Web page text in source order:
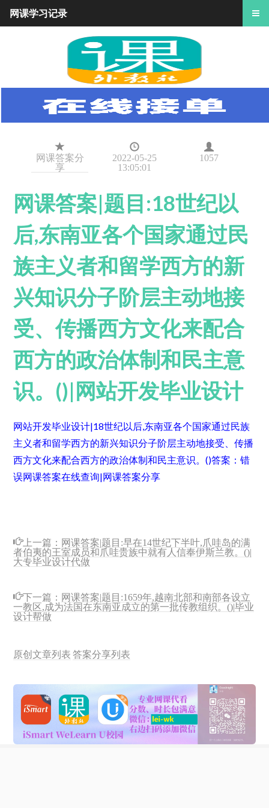
网课答案分
享
2022-05-25
13:05:01
1057
网课答案|题目:18世纪以
后,东南亚各个国家通过民
族主义者和留学西方的新
兴知识分子阶层主动地接
受、传播西方文化来配合
西方的政治体制和民主意
识。()|网站开发毕业设计
网站开发毕业设计|18世纪以后,东南亚各个国家通过民族
主义者和留学西方的新兴知识分子阶层主动地接受、传播
西方文化来配合西方的政治体制和民主意识。()答案：错
误网课答案在线查询|网课答案分享
上一篇： 网课答案|题目:早在14世纪下半叶,爪哇岛的满
者伯夷的王室成员和爪哇贵族中就有人信奉伊斯兰教。()|
大专毕业设计代做
下一篇： 网课答案|题目:1659年,越南北部和南部各设立
一教区,成为法国在东南亚成立的第一批传教组织。()|毕业
设计帮做
原创文章列表 答案分享列表
网课学习记录